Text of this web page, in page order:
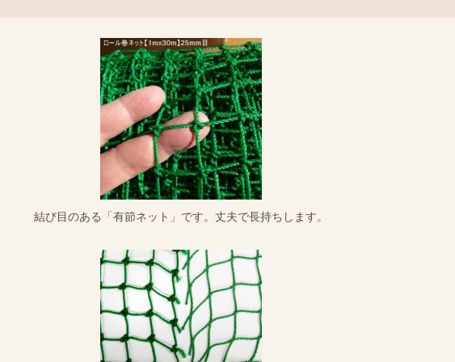
結び目のある「有節ネット」です。丈夫で長持ちします。